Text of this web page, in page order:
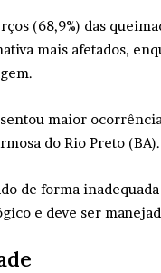
(68,9%) das
mais afetados,
maior
do Rio Preto
de forma
e deve ser